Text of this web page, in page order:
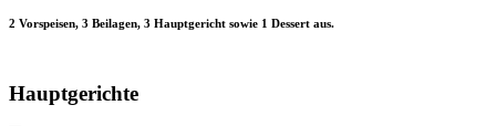
2 Vorspeisen, 3 Beilagen, 3 Hauptgericht sowie 1 Dessert aus.
Hauptgerichte